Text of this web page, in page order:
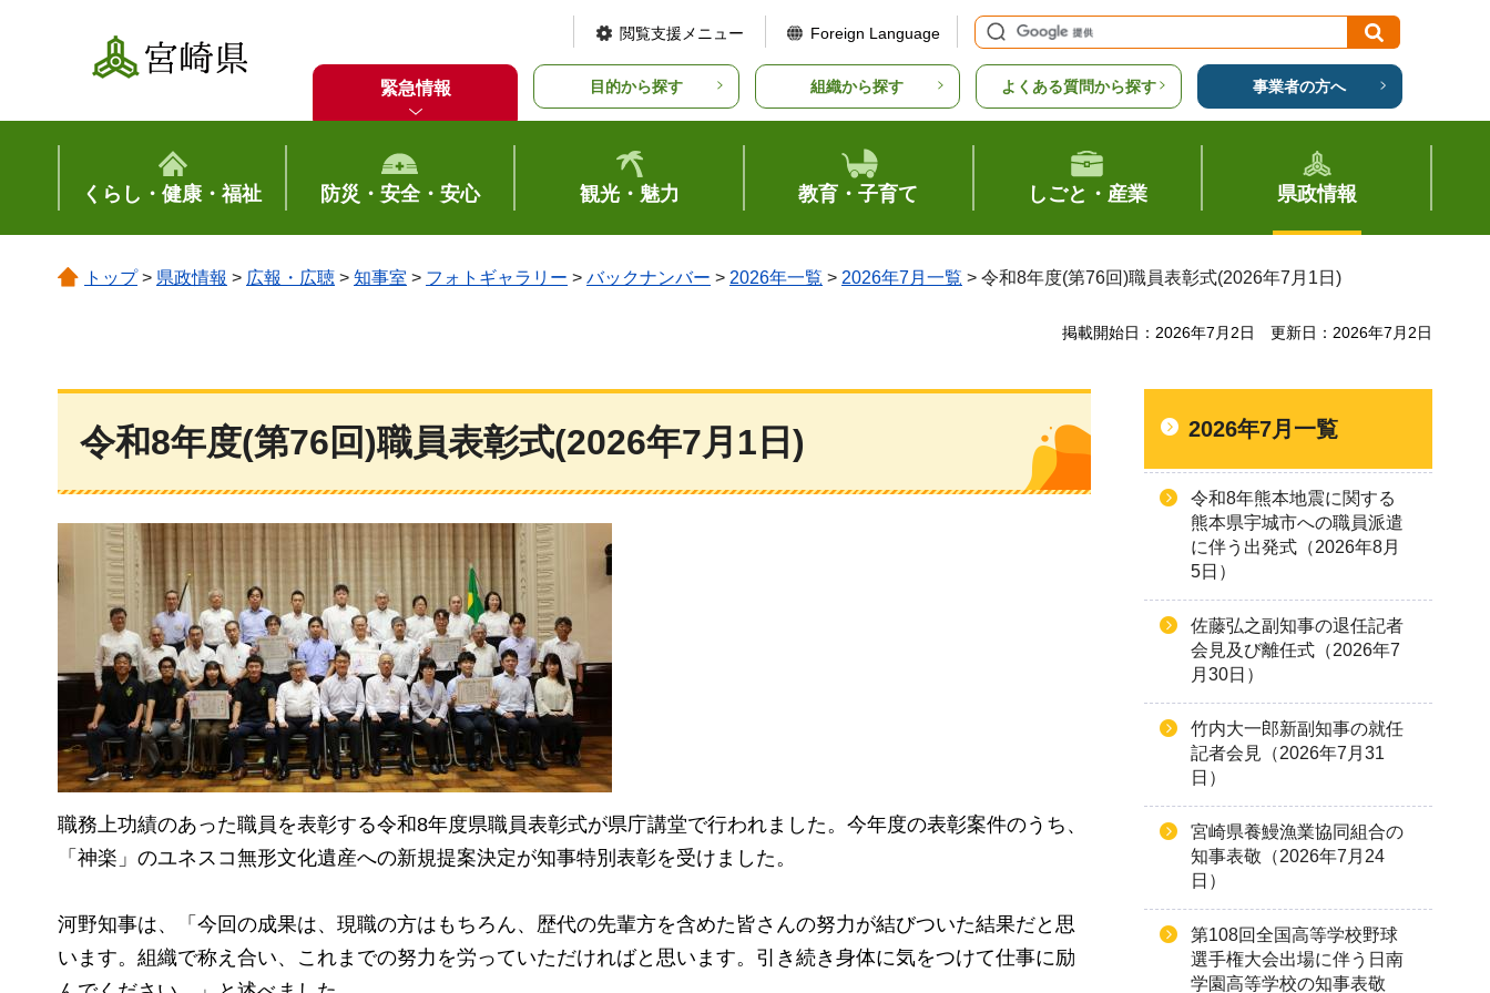
宮崎県
閲覧支援メニュー Foreign Language
緊急情報 目的から探す 組織から探す よくある質問から探す 事業者の方へ
くらし・健康・福祉 防災・安全・安心 観光・魅力 教育・子育て しごと・産業 県政情報
トップ> 県政情報 > 広報・広聴 > 知事室 > フォトギャラリー > バックナンバー > 2026年一覧 > 2026年7月一覧 > 令和8年度(第76回)職員表彰式(2026年7月1日)
掲載開始日：2026年7月2日 更新日：2026年7月2日
令和8年度(第76回)職員表彰式(2026年7月1日)
職務上功績のあった職員を表彰する令和8年度県職員表彰式が県庁講堂で行われました。今年度の表彰案件のうち、
「神楽」のユネスコ無形文化遺産への新規提案決定が知事特別表彰を受けました。
河野知事は、「今回の成果は、現職の方はもちろん、歴代の先輩方を含めた皆さんの努力が結びついた結果だと思
います。組織で称え合い、これまでの努力を労っていただければと思います。引き続き身体に気をつけて仕事に励
2026年7月一覧
令和8年熊本地震に関する
熊本県宇城市への職員派遣
に伴う出発式（2026年8月
5日）
佐藤弘之副知事の退任記者
会見及び離任式（2026年7
月30日）
竹内大一郎新副知事の就任
記者会見（2026年7月31
日）
宮崎県養鰻漁業協同組合の
知事表敬（2026年7月24
日）
第108回全国高等学校野球
選手権大会出場に伴う日南
学園高等学校の知事表敬